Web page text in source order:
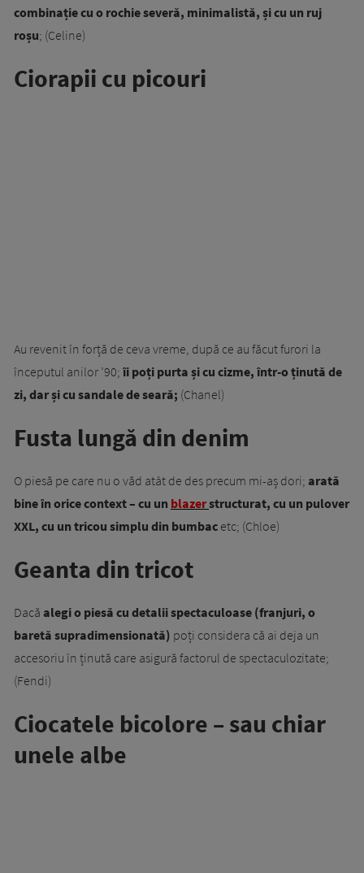
combinație cu o rochie severă, minimalistă, și cu un ruj
roșu; (Celine)
Ciorapii cu picouri
Au revenit în forță de ceva vreme, după ce au făcut furori la
începutul anilor ’90; îi poți purta și cu cizme, într-o ținută de
zi, dar și cu sandale de seară; (Chanel)
Fusta lungă din denim
O piesă pe care nu o văd atât de des precum mi-aș dori; arată
bine în orice context – cu un blazerstructurat, cu un pulover
XXL, cu un tricou simplu din bumbac etc; (Chloe)
Geanta din tricot
Dacă alegi o piesă cu detalii spectaculoase (franjuri, o
baretă supradimensionată) poți considera că ai deja un
accesoriu în ținută care asigură factorul de spectaculozitate;
(Fendi)
Ciocatele bicolore – sau chiar
unele albe